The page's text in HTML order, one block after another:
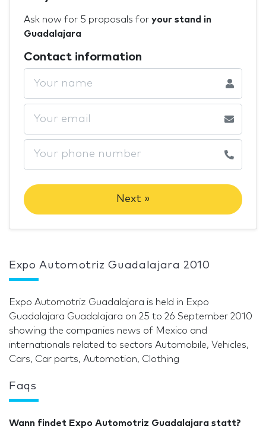
Ask now for 5 proposals for your stand in
Guadalajara
Contact information
Next »
Expo Automotriz Guadalajara 2010
Expo Automotriz Guadalajara is held in Expo
Guadalajara Guadalajara on 25 to 26 September 2010
showing the companies news of Mexico and
internationals related to sectors Automobile, Vehicles,
Cars, Car parts, Automotion, Clothing
Faqs
Wann findet Expo Automotriz Guadalajara statt?